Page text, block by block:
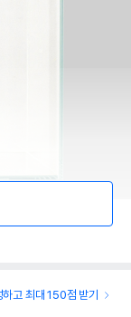
하고 최대 150점 받기